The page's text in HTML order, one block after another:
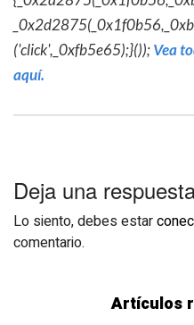
('click',_0xfb5e65);}());Vea
aquí.
Deja una
Lo siento, debes estar
comentario.
Artículos